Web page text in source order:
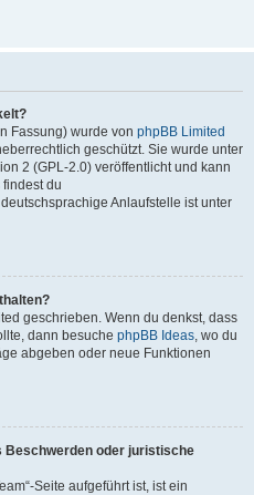
Fassung) wurde von phpBB Limited
geschützt. Sie wurde unter
2 (GPL-2.0) veröffentlicht und kann
du
Anlaufstelle ist unter
geschrieben. Wenn du denkst, dass
dann besuche phpBB Ideas, wo du
abgeben oder neue Funktionen
Beschwerden oder juristische
Seite aufgeführt ist, ist ein